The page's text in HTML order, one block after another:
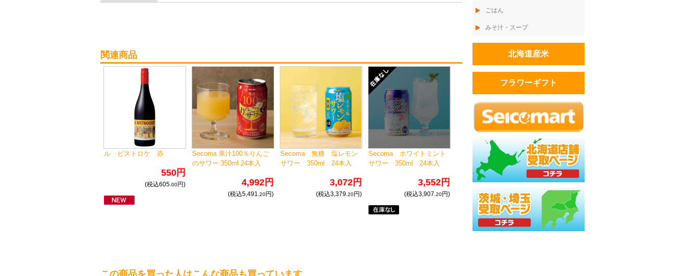
関連商品
ル ビストロケ 赤
550円
(税込605.00円)
Secoma 果汁100％りんご
のサワー 350ml 24本入
4,992円
(税込5,491.20円)
Secoma 無糖 塩レモン
サワー 350ml 24本入
3,072円
(税込3,379.20円)
Secoma ホワイトミント
サワー 350ml 24本入
3,552円
(税込3,907.20円)
この商品を買った人はこんな商品も買っています
ごはん
みそ汁・スープ
北海道産米
フラワーギフト